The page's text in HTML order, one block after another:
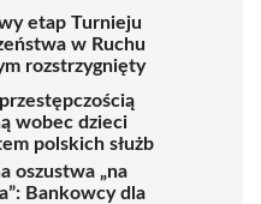
etap Turnieju
w Ruchu
rozstrzygnięty
wobec dzieci
polskich służb
oszustwa „na
Bankowcy dla